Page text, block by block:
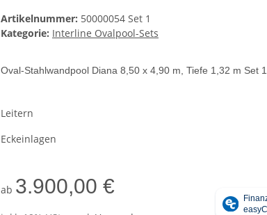
Artikelnummer: 50000054 Set 1
Kategorie: Interline Ovalpool-Sets
Oval-Stahlwandpool Diana 8,50 x 4,90 m, Tiefe 1,32 m Set 1
Leitern
Eckeinlagen
ab 3.900,00 €